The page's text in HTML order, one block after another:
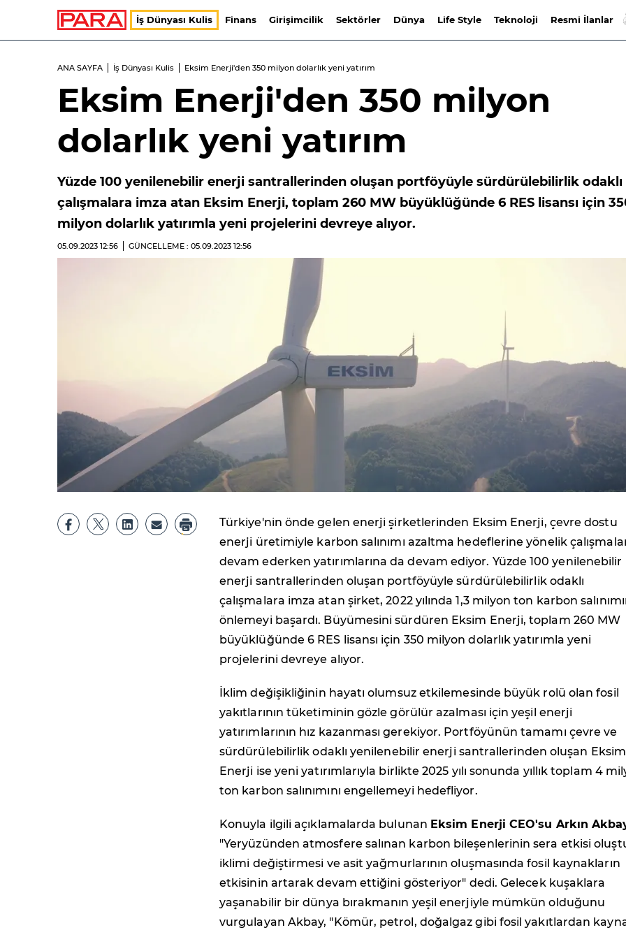
İş Dünyası Kulis Finans Girişimcilik Sektörler Dünya Life Style Teknoloji Resmi İlanlar
ANA SAYFA İş Dünyası Kulis Eksim Enerji'den 350 milyon dolarlık yeni yatırım
Eksim Enerji'den 350 milyon
dolarlık yeni yatırım
Yüzde 100 yenilenebilir enerji santrallerinden oluşan portföyüyle sürdürülebilirlik odaklı
çalışmalara imza atan Eksim Enerji, toplam 260 MW büyüklüğünde 6 RES lisansı için
milyon dolarlık yatırımla yeni projelerini devreye alıyor.
05.09.2023 12:56 GÜNCELLEME : 05.09.2023 12:56
Türkiye'nin önde gelen enerji şirketlerinden Eksim Enerji, çevre dostu
enerji üretimiyle karbon salınımı azaltma hedeflerine yönelik
devam ederken yatırımlarına da devam ediyor. Yüzde 100 yenilenebilir
enerji santrallerinden oluşan portföyüyle sürdürülebilirlik odaklı
çalışmalara imza atan şirket, 2022 yılında 1,3 milyon ton karbon
önlemeyi başardı. Büyümesini sürdüren Eksim Enerji, toplam 260 MW
büyüklüğünde 6 RES lisansı için 350 milyon dolarlık yatırımla yeni
projelerini devreye alıyor.
İklim değişikliğinin hayatı olumsuz etkilemesinde büyük rolü olan fosil
yakıtlarının tüketiminin gözle görülür azalması için yeşil enerji
yatırımlarının hız kazanması gerekiyor. Portföyünün tamamı çevre ve
sürdürülebilirlik odaklı yenilenebilir enerji santrallerinden oluşan Eksim
Enerji ise yeni yatırımlarıyla birlikte 2025 yılı sonunda yıllık toplam 4
ton karbon salınımını engellemeyi hedefliyor.
Konuyla ilgili açıklamalarda bulunan Eksim Enerji CEO'su Arkın
"Yeryüzünden atmosfere salınan karbon bileşenlerinin sera etkisi
iklimi değiştirmesi ve asit yağmurlarının oluşmasında fosil kaynakların
etkisinin artarak devam ettiğini gösteriyor" dedi. Gelecek kuşaklara
yaşanabilir bir dünya bırakmanın yeşil enerjiyle mümkün olduğunu
vurgulayan Akbay, "Kömür, petrol, doğalgaz gibi fosil yakıtlardan